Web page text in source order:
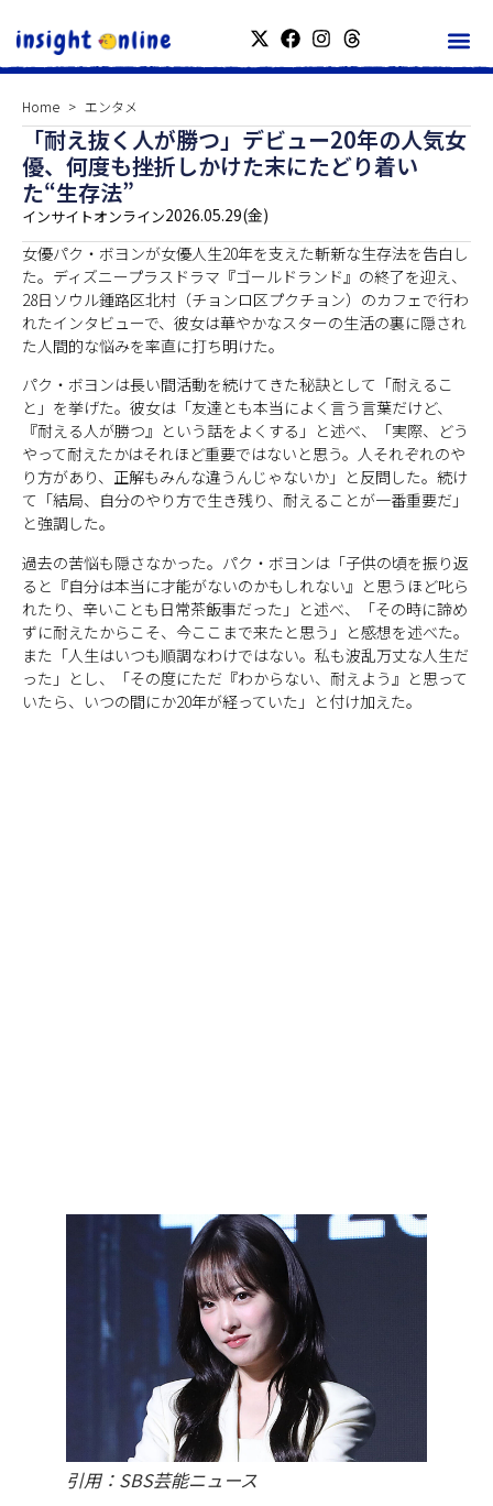
Home エンタメ
「耐え抜く人が勝つ」デビュー20年の人気女
優、何度も挫折しかけた末にたどり着い
た“生存法”
インサイトオンライン2026.05.29(金)
女優パク・ボヨンが女優人生20年を支えた斬新な生存法を告白し
た。ディズニープラスドラマ『ゴールドランド』の終了を迎え、
28日ソウル鍾路区北村（チョンロ区プクチョン）のカフェで行わ
れたインタビューで、彼女は華やかなスターの生活の裏に隠され
た人間的な悩みを率直に打ち明けた。
パク・ボヨンは長い間活動を続けてきた秘訣として「耐えるこ
と」を挙げた。彼女は「友達とも本当によく言う言葉だけど、
『耐える人が勝つ』という話をよくする」と述べ、「実際、どう
やって耐えたかはそれほど重要ではないと思う。人それぞれのや
り方があり、正解もみんな違うんじゃないか」と反問した。続け
て「結局、自分のやり方で生き残り、耐えることが一番重要だ」
と強調した。
過去の苦悩も隠さなかった。パク・ボヨンは「子供の頃を振り返
ると『自分は本当に才能がないのかもしれない』と思うほど叱ら
れたり、辛いことも日常茶飯事だった」と述べ、「その時に諦め
ずに耐えたからこそ、今ここまで来たと思う」と感想を述べた。
また「人生はいつも順調なわけではない。私も波乱万丈な人生だ
った」とし、「その度にただ『わからない、耐えよう』と思って
いたら、いつの間にか20年が経っていた」と付け加えた。
引用：SBS芸能ニュース